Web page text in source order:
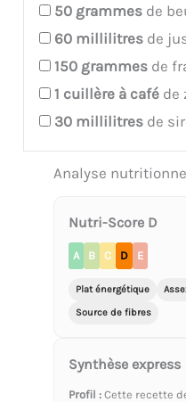
50 grammes de
60 millilitres de
150 grammes de
1 cuillère à café de
30 millilitres de
Analyse
Nutri-Score D
A B C D E
Plat énergétique
Source de fibres
Synthèse express
Profil : Cette recette